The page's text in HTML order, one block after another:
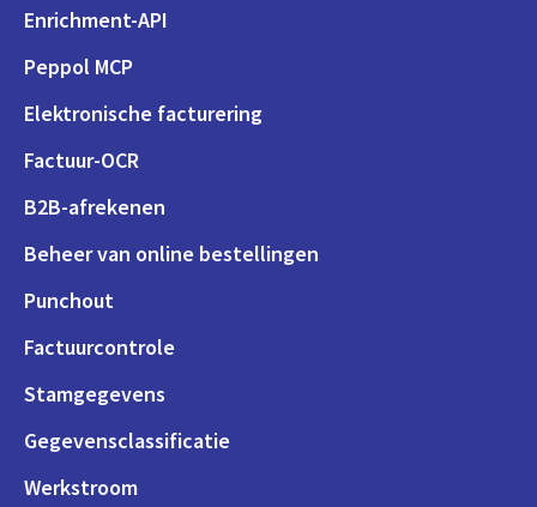
Enrichment-API
Peppol MCP
Elektronische facturering
Factuur-OCR
B2B-afrekenen
Beheer van online bestellingen
Punchout
Factuurcontrole
Stamgegevens
Gegevensclassificatie
Werkstroom